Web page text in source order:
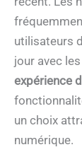
utilisateurs
jour avec
expérience
un choix
numérique.